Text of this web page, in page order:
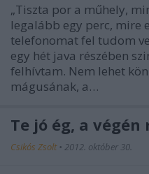
„Tiszta por a műhely,
legalább egy perc, mire
telefonomat fel tudom
egy hét java részében
felhívtam. Nem lehet
mágusának, a…
Te jó ég, a végén
Csikós Zsolt • 2012. október 30.